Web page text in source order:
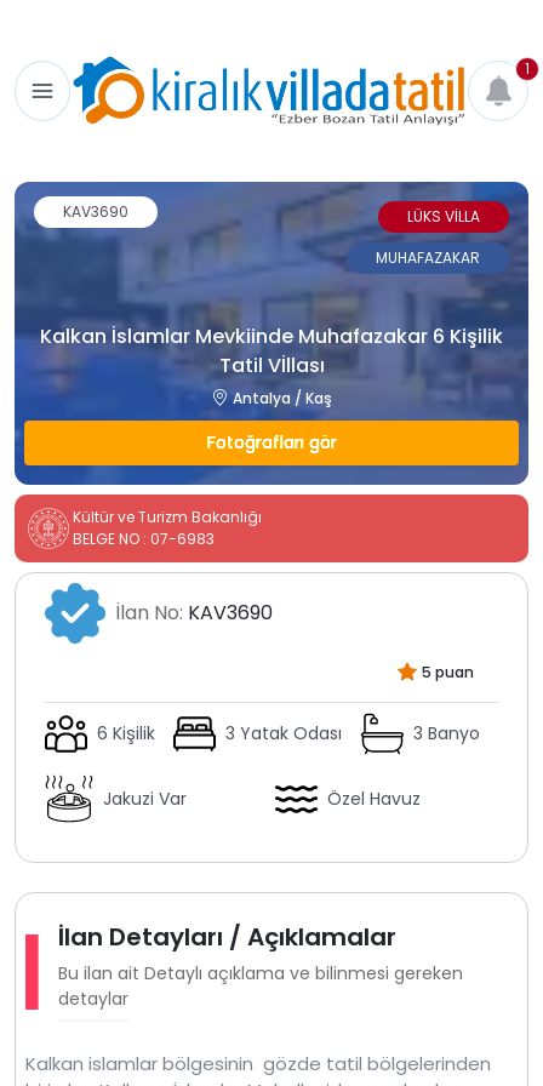
1
Kalkan İslamlar Mevkiinde Muhafazakar 6 Kişilik
Tatil Vİllası
Antalya / Kaş
Fotoğrafları gör
KAV3690
LÜKS VİLLA
MUHAFAZAKAR
Kültür ve Turizm Bakanlığı
BELGE NO : 07-6983
İlan No: KAV3690
5 puan
6 Kişilik 3 Yatak Odası 3 Banyo
Jakuzi Var Özel Havuz
İlan Detayları / Açıklamalar
Bu ilan ait Detaylı açıklama ve bilinmesi gereken
detaylar
Kalkan islamlar bölgesinin gözde tatil bölgelerinden